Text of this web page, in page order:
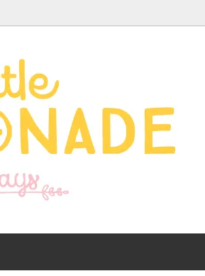
Goods - 雑貨 -
Brands
【出産ギフト特集】 出産祝
いにおすすめのアイテムを
ご紹介